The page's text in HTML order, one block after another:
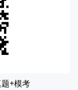
+模考